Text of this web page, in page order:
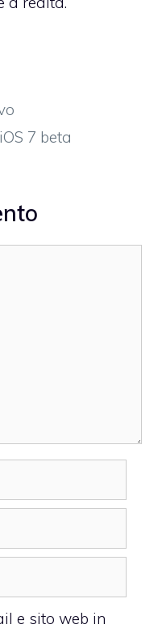
iOS 7 beta
e sito web in